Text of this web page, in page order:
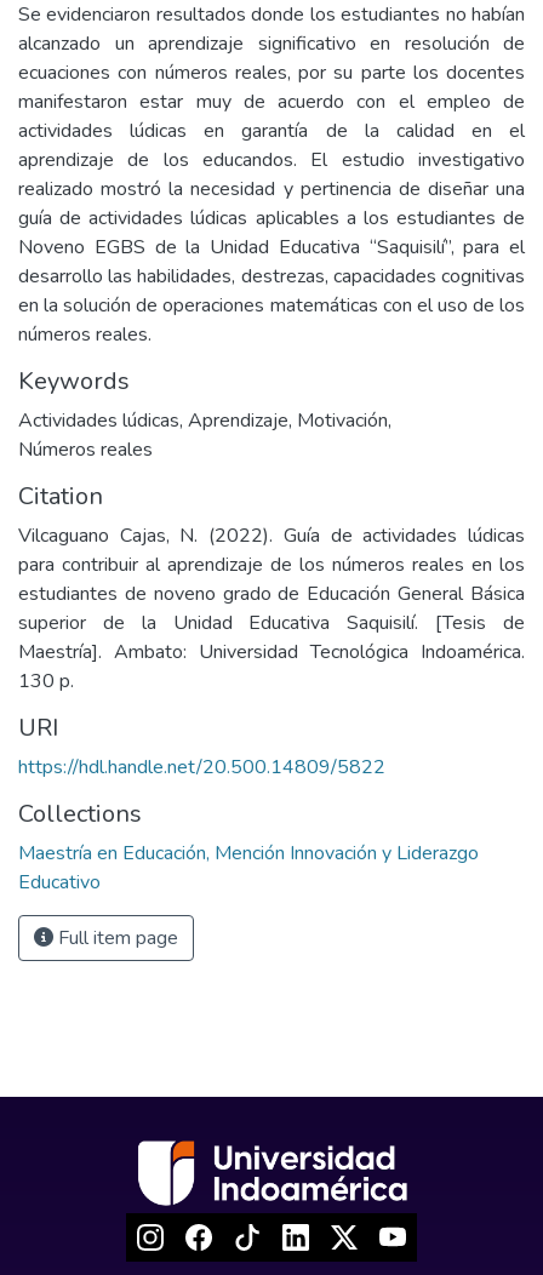
Se evidenciaron resultados donde los estudiantes no habían
alcanzado un aprendizaje significativo en resolución de
ecuaciones con números reales, por su parte los docentes
manifestaron estar muy de acuerdo con el empleo de
actividades lúdicas en garantía de la calidad en el
aprendizaje de los educandos. El estudio investigativo
realizado mostró la necesidad y pertinencia de diseñar una
guía de actividades lúdicas aplicables a los estudiantes de
Noveno EGBS de la Unidad Educativa “Saquisilí”, para el
desarrollo las habilidades, destrezas, capacidades cognitivas
en la solución de operaciones matemáticas con el uso de los
números reales.
Keywords
Actividades lúdicas, Aprendizaje, Motivación,
Números reales
Citation
Vilcaguano Cajas, N. (2022). Guía de actividades lúdicas
para contribuir al aprendizaje de los números reales en los
estudiantes de noveno grado de Educación General Básica
superior de la Unidad Educativa Saquisilí. [Tesis de
Maestría]. Ambato: Universidad Tecnológica Indoamérica.
130 p.
URI
https://hdl.handle.net/20.500.14809/5822
Collections
Maestría en Educación, Mención Innovación y Liderazgo
Educativo
Full item page